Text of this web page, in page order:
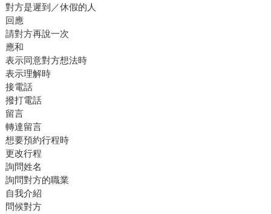
對方是遲到／休假的人
回應
請對方再說一次
應和
表示同意對方想法時
表示理解時
接電話
撥打電話
留言
轉達留言
想要預約行程時
更改行程
詢問姓名
詢問對方的職業
自我介紹
問候對方